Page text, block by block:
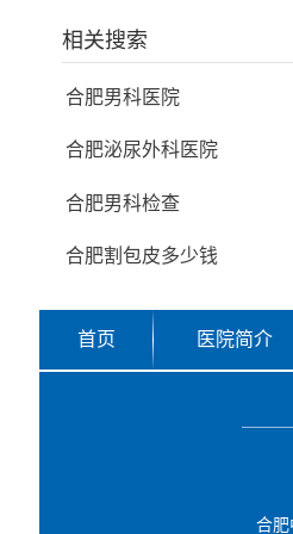
相关搜索
合肥男科医院
合肥泌尿外科医院
合肥男科检查
合肥割包皮多少钱
首页 医院简介
合肥